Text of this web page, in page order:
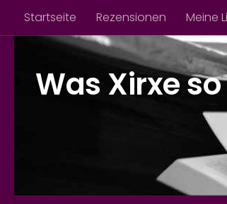
Zum Inhalt springen
Startseite Rezensionen Meine
Was Xirxe